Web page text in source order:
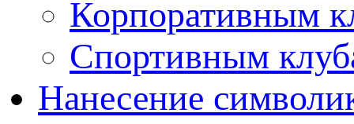
Корпоративным
Спортивным
Нанесение